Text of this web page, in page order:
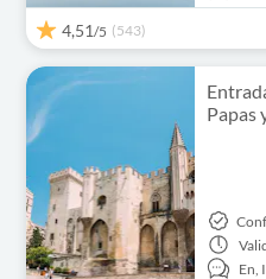
4,51/5 (543)
Papas
En,